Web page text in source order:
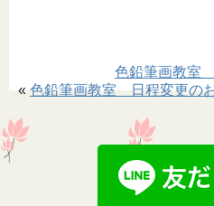
色鉛筆画教室
« 色鉛筆画教室 日程変更の